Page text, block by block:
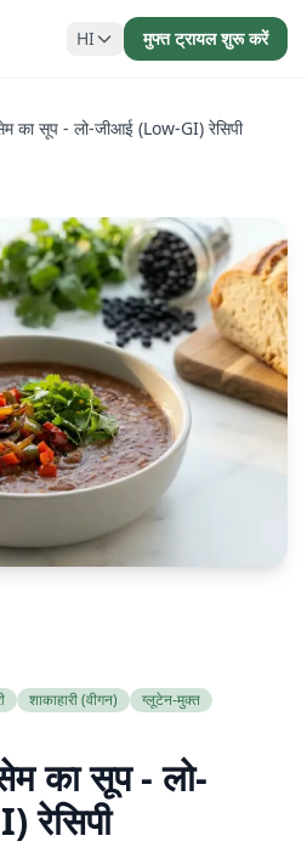
HI मुफ्त ट्रायल शुरू करें
का सूप - लो-जीआई (Low-GI) रेसिपी
शाकाहारी (वीगन)
ग्लूटेन-मुक्त
का सूप - लो-
रेसिपी